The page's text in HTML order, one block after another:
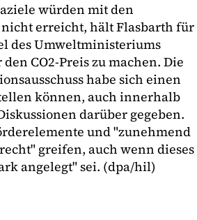
würden mit den
nicht erreicht, hält Flasbarth für
des Umweltministeriums
CO2-Preis zu machen. Die
habe sich einen
können, auch innerhalb
darüber gegeben.
und "zunehmend
greifen, auch wenn dieses
angelegt" sei. (dpa/hil)